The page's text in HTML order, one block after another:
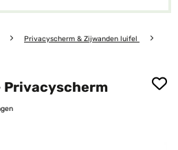
Privacyscherm & Zijwanden luifel
Privacyscherm